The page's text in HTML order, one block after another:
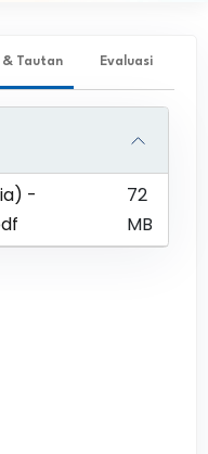
& Tautan Evaluasi
-
72
MB